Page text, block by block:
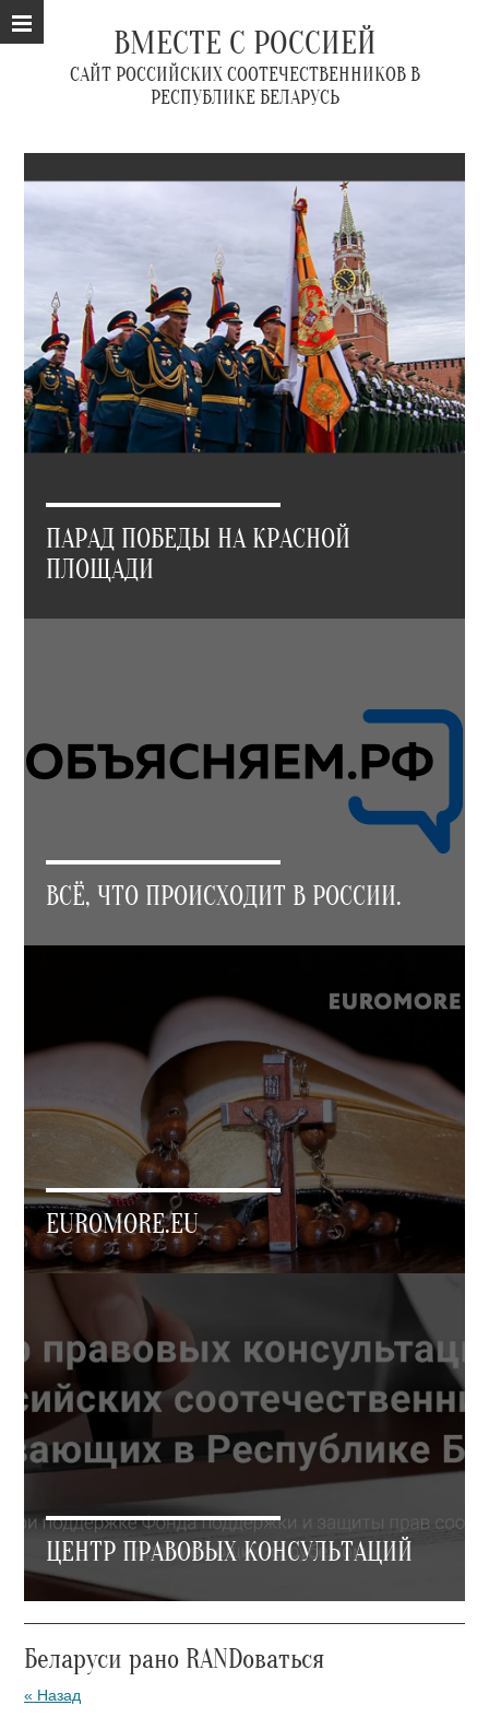
ВМЕСТЕ С РОССИЕЙ
САЙТ РОССИЙСКИХ СООТЕЧЕСТВЕННИКОВ В
РЕСПУБЛИКЕ БЕЛАРУСЬ
ПАРАД ПОБЕДЫ НА КРАСНОЙ
ПЛОЩАДИ
ВСЁ, ЧТО ПРОИСХОДИТ В РОССИИ.
EUROMORE.EU
ЦЕНТР ПРАВОВЫХ КОНСУЛЬТАЦИЙ
Беларуси рано RANDоваться
« Назад